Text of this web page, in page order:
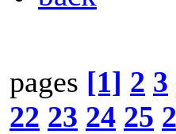
pages [1] 2 3
22 23 24 25